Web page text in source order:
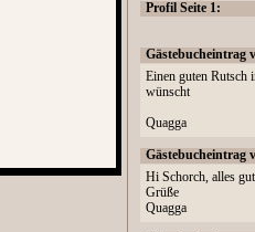
Profil Seite 1:
Gästebucheintrag
Einen guten Rutsch
wünscht
Quagga
Gästebucheintrag
Hi Schorch, alles
Grüße
Quagga